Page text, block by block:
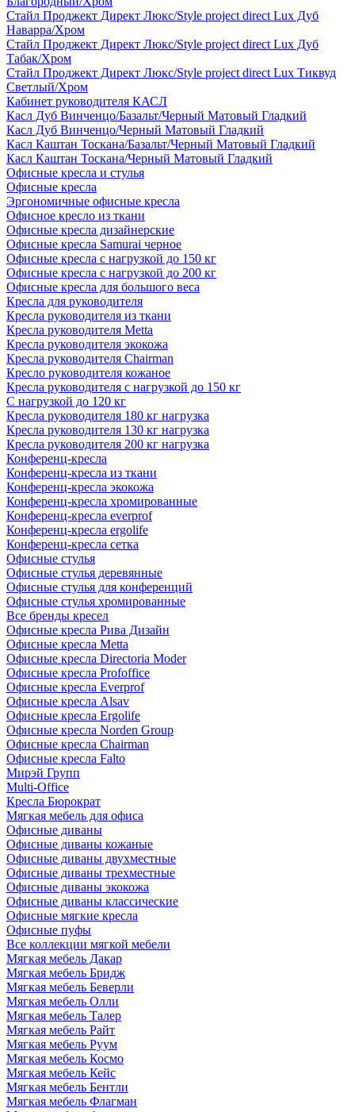
Стайл Проджект Директ Люкс/Style project direct Lux Дуб
Наварра/Хром
Стайл Проджект Директ Люкс/Style project direct Lux Дуб
Табак/Хром
Стайл Проджект Директ Люкс/Style project direct Lux Тиквуд
Светлый/Хром
Кабинет руководителя КАСЛ
Касл Дуб Винченцо/Базальт/Черный Матовый Гладкий
Касл Дуб Винченцо/Черный Матовый Гладкий
Касл Каштан Тоскана/Базальт/Черный Матовый Гладкий
Касл Каштан Тоскана/Черный Матовый Гладкий
Офисные кресла и стулья
Офисные кресла
Эргономичные офисные кресла
Офисное кресло из ткани
Офисные кресла дизайнерские
Офисные кресла Samurai черное
Офисные кресла с нагрузкой до 150 кг
Офисные кресла с нагрузкой до 200 кг
Офисные кресла для большого веса
Кресла для руководителя
Кресла руководителя из ткани
Кресла руководителя Metta
Кресла руководителя экокожа
Кресла руководителя Chairman
Кресло руководителя кожаное
Кресла руководителя с нагрузкой до 150 кг
С нагрузкой до 120 кг
Кресла руководителя 180 кг нагрузка
Кресла руководителя 130 кг нагрузка
Кресла руководителя 200 кг нагрузка
Конференц-кресла
Конференц-кресла из ткани
Конференц-кресла экокожа
Конференц-кресла хромированные
Конференц-кресла everprof
Конференц-кресла ergolife
Конференц-кресла сетка
Офисные стулья
Офисные стулья деревянные
Офисные стулья для конференций
Офисные стулья хромированные
Все бренды кресел
Офисные кресла Рива Дизайн
Офисные кресла Metta
Офисные кресла Directoria Moder
Офисные кресла Profoffice
Офисные кресла Everprof
Офисные кресла Alsav
Офисные кресла Ergolife
Офисные кресла Norden Group
Офисные кресла Chairman
Офисные кресла Falto
Мирэй Групп
Multi-Office
Кресла Бюрократ
Мягкая мебель для офиса
Офисные диваны
Офисные диваны кожаные
Офисные диваны двухместные
Офисные диваны трехместные
Офисные диваны экокожа
Офисные диваны классические
Офисные мягкие кресла
Офисные пуфы
Все коллекции мягкой мебели
Мягкая мебель Дакар
Мягкая мебель Бридж
Мягкая мебель Беверли
Мягкая мебель Олли
Мягкая мебель Талер
Мягкая мебель Райт
Мягкая мебель Руум
Мягкая мебель Космо
Мягкая мебель Кейс
Мягкая мебель Бентли
Мягкая мебель Флагман